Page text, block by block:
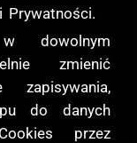
Prywatności.
dowolnym
zmienić
zapisywania,
do danych
przez